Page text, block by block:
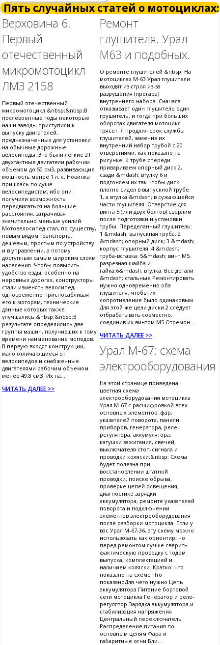
Пять случайных статей о мотоциклах:
Верховина 6.
Первый
отечественный
микромотоцикл
ЛМЗ 2158
Первый отечественный
микромотоцикл &nbsp;&nbsp;В
послевоенные годы некоторые
наши заводы приступили к
выпуску двигателей,
предназначенных для установки
на обычные дорожные
велосипеды. Это были легкие 2Т
двухтактные двигатели рабочим
объемом до 50 см3, развивающие
мощность менее 1 л. с. Новинка
пришлась по душе
велосипедистам, ибо они
получили возможность
передвигаться на большие
расстояния, затрачивая
значительно меньше усилий.
Мотовелосипед стал, по существу,
новым видом транспорта,
дешевым, простым по устройству
и в управлении, а потому
доступным самым широким слоям
населения. Чтобы повысить
удобство езды, особенно на
неровных дорогах, конструкторы
стали изменять велосипед,
одновременно приспосабливая
его к моторам, технические
данные которых также
улучшались.&nbsp;&nbsp;В
результате определились две
группы машин, получивших к тому
времени наименование мопедов.
В первую входят конструкции,
мало отличающиеся от
велосипедов и снабженные
двигателями рабочим объемом
менее 49,8 смЗ. Их на...
ЧИТАТЬ ДАЛЕЕ >>
Ремонт
глушителя. Урал
М63 и подобных.
О ремонте глушителей &nbsp; На
мотоциклах М-63 Урал глушители
выходят из строя из-за
разрушения (прогара)
внутреннего набора. Сначала
отказывает один глушитель один
грушитель, и тогда при больших
оборотах двигателя мотоцикл
трясет. Я продлил срок службы
глушителей, заменив их
внутренний набор трубой с 20
отверстиями, как показано на
рисунке. К трубе спереди
привариваем опорный диск 2,
сзади &mdash; втулку 6 и
подгоняем их так чтобы диск
плотно сидел в выпускной трубе
1, а втулка &mdash; в сужающейся
части глушителя. Отверстие для
винта 5 (или двух болтов) сверлим
после подготовки и установки
трубы. Переделанный глушитель:
1 &mdash; выпускная труба; 2
&mdash; опорный диск; 3 &mdash;
корпус глушителя: 4 &mdash;
труба-вставка: 5&mdash; винт М5.
разрезная шайба и
гайка;6&mdash; втулка. Все детали
&mdash; стальные Ремонтировать
нужно одновременно оба
глушителя, чтобы их
сопротивление было одинаковым.
Для этой же цели диски 2 следует
отбрабатывать совместно,
соединив их винтом М5.Отремон...
ЧИТАТЬ ДАЛЕЕ >>
Урал М-67: схема
электрооборудования
На этой странице приведена
цветная схема
электрооборудования мотоцикла
Урал М-67 с расшифровкой всех
основных элементов: фар,
указателей поворота, панели
приборов, генератора, реле-
регулятора, аккумулятора,
катушки зажигания, свечей,
выключателя стоп-сигнала и
проводки коляски.&nbsp; Схема
будет полезна при
восстановлении штатной
проводки, поиске обрыва,
проверке цепей освещения,
диагностике зарядки
аккумулятора, ремонте указателей
поворота и подключении
элементов электрооборудования
после разборки мотоцикла. Если у
вас Урал М-67-36, эту схему можно
использовать как ориентир, но
перед ремонтом лучше сверить
фактическую проводку с годом
выпуска, комплектацией и
наличием коляски. Кратко: что
показано на схеме Что
показаноДля чего нужно Цепь
аккумулятора Питание бортовой
сети мотоцикла Генератор и реле-
регулятор Зарядка аккумулятора и
стабилизация напряжения
Центральный переключатель
Распределение питания по
основным цепям Фара и
габаритные огни Бли...